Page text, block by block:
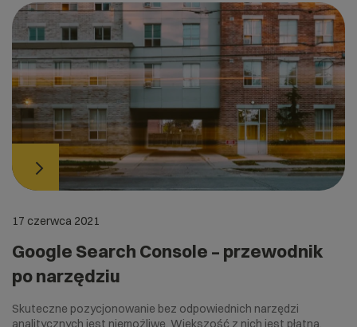
17 czerwca 2021
Google Search Console – przewodnik
po narzędziu
Skuteczne pozycjonowanie bez odpowiednich narzędzi
analitycznych jest niemożliwe. Większość z nich jest płatna,